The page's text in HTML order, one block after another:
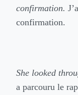
confirmation.
confirmation.
She looked
a parcouru le